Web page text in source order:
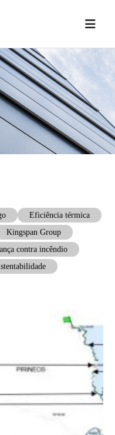
Eficiência térmica
Kingspan Group
contra incêndio